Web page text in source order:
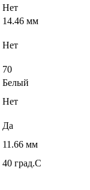
Нет
14.46 мм
Нет
70
Белый
Нет
Да
11.66 мм
40 град.C